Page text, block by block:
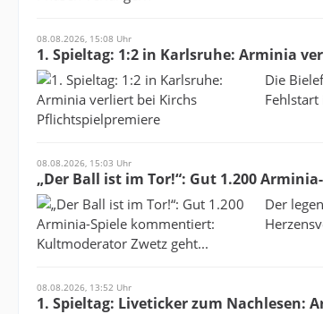
08.08.2026, 15:08 Uhr
1. Spieltag: 1:2 in Karlsruhe: Arminia
Die
08.08.2026, 15:03 Uhr
„Der Ball ist im Tor!“: Gut 1.200
Der
08.08.2026, 13:52 Uhr
1. Spieltag: Liveticker zum Nachlesen: